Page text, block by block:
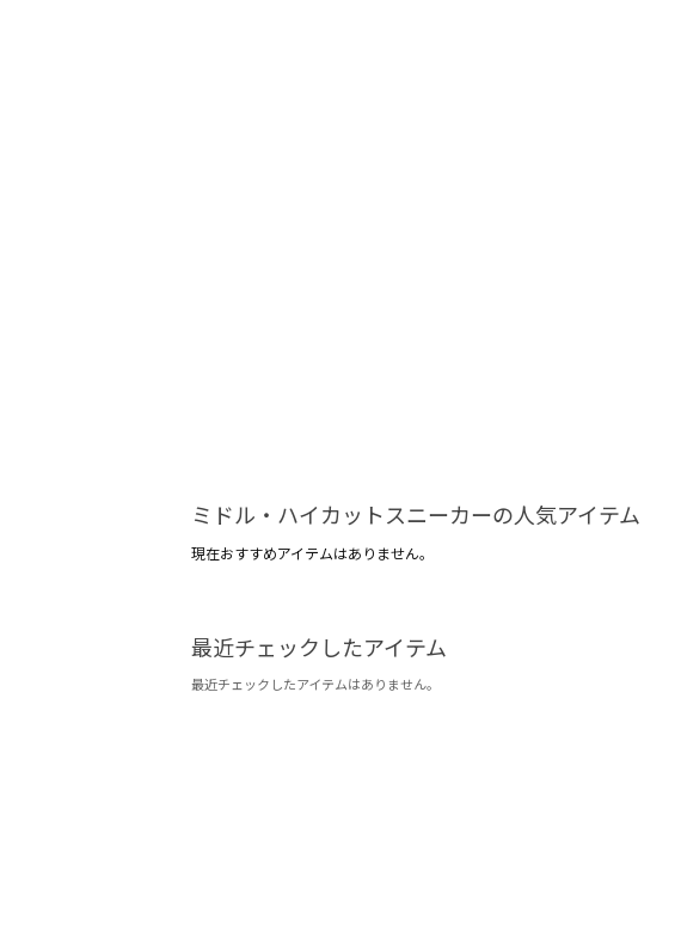
ミドル・ハイカットスニーカーの人気アイテム
現在おすすめアイテムはありません。
最近チェックしたアイテム
最近チェックしたアイテムはありません。